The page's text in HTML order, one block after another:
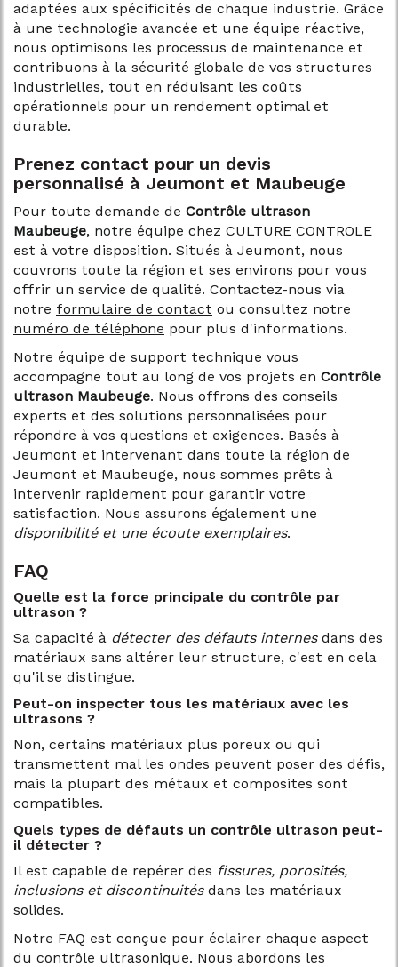
adaptées aux spécificités de chaque industrie. Grâce
à une technologie avancée et une équipe réactive,
nous optimisons les processus de maintenance et
contribuons à la sécurité globale de vos structures
industrielles, tout en réduisant les coûts
opérationnels pour un rendement optimal et
durable.
Prenez contact pour un devis
personnalisé à Jeumont et Maubeuge
Pour toute demande de Contrôle ultrason
Maubeuge, notre équipe chez CULTURE CONTROLE
est à votre disposition. Situés à Jeumont, nous
couvrons toute la région et ses environs pour vous
offrir un service de qualité. Contactez-nous via
notre formulaire de contact ou consultez notre
numéro de téléphone pour plus d'informations.
Notre équipe de support technique vous
accompagne tout au long de vos projets en Contrôle
ultrason Maubeuge. Nous offrons des conseils
experts et des solutions personnalisées pour
répondre à vos questions et exigences. Basés à
Jeumont et intervenant dans toute la région de
Jeumont et Maubeuge, nous sommes prêts à
intervenir rapidement pour garantir votre
satisfaction. Nous assurons également une
disponibilité et une écoute exemplaires.
FAQ
Quelle est la force principale du contrôle par
ultrason ?
Sa capacité à détecter des défauts internesdans des
matériaux sans altérer leur structure, c'est en cela
qu'il se distingue.
Peut-on inspecter tous les matériaux avec les
ultrasons ?
Non, certains matériaux plus poreux ou qui
transmettent mal les ondes peuvent poser des défis,
mais la plupart des métaux et composites sont
compatibles.
Quels types de défauts un contrôle ultrason peut-
il détecter ?
Il est capable de repérer des fissures, porosités,
inclusions et discontinuitésdans les matériaux
solides.
Notre FAQ est conçue pour éclairer chaque aspect
du contrôle ultrasonique. Nous abordons les